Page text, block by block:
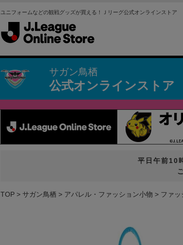
ユニフォームなどの観戦グッズが買える！Ｊリーグ公式オンラインストア
サガン鳥栖
公式オンラインストア
平日午前10
TOP サガン鳥栖 アパレル・ファッション小物 ファッ